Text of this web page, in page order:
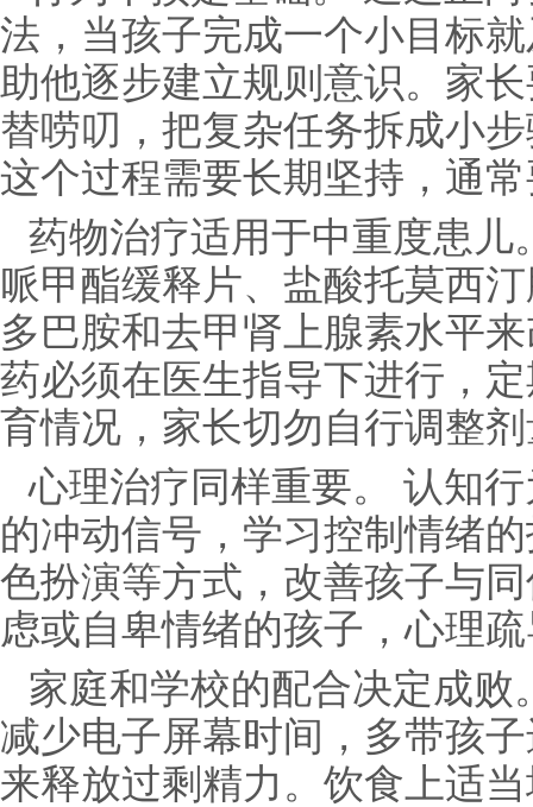
法，当孩子完成一个小目标
助他逐步建立规则意识。家
替唠叨，把复杂任务拆成小
这个过程需要长期坚持，通
药物治疗适用于中重度患
哌甲酯缓释片、盐酸托莫西
多巴胺和去甲肾上腺素水平
药必须在医生指导下进行，
育情况，家长切勿自行调整
心理治疗同样重要。 认知
的冲动信号，学习控制情绪
色扮演等方式，改善孩子与
虑或自卑情绪的孩子，心理
家庭和学校的配合决定成
减少电子屏幕时间，多带孩
来释放过剩精力。饮食上适